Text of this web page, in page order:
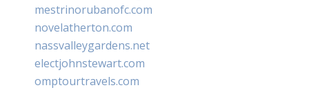
mestrinorubanofc.com
novelatherton.com
nassvalleygardens.net
electjohnstewart.com
omptourtravels.com